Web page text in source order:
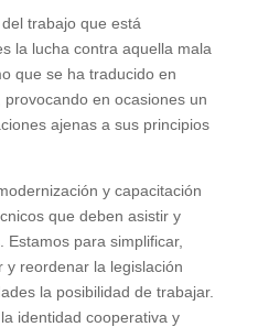
trabajo que está
la lucha contra aquella mala
que se ha traducido en
en ocasiones un
ajenas a sus principios
y capacitación
que deben asistir y
para simplificar,
y reordenar la legislación
la posibilidad de trabajar.
identidad cooperativa y